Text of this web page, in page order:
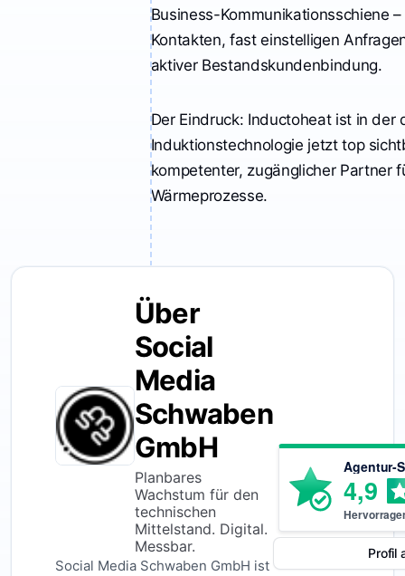
Business-Kommunikationsschiene
Kontakten, fast einstelligen
aktiver Bestandskundenbindung.
Der Eindruck: Inductoheat ist in der
Induktionstechnologie jetzt top
kompetenter, zugänglicher Partner
Wärmeprozesse.
Über
Social
Media
Schwaben
GmbH
Planbares
Wachstum für den
technischen
Mittelstand. Digital.
Messbar.
Social Media Schwaben GmbH ist
Agentur-
4,9
Profil